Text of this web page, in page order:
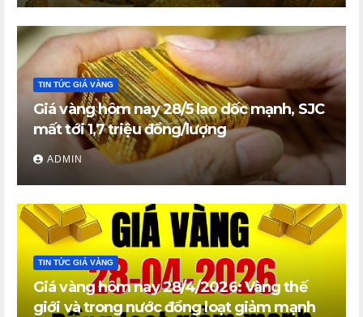
TIN TỨC GIÁ VÀNG
Giá vàng hôm nay 28/5 lao dốc mạnh, SJC
mất tới 1,7 triệu đồng/lượng
ADMIN
TIN TỨC GIÁ VÀNG
Giá vàng hôm nay 28/4/2026: Vàng thế
giới và trong nước đồng loạt giảm mạnh